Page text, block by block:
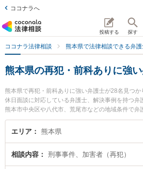
ココナラへ
投稿する 探す
ココナラ法律相談 熊本県で法律相談できる弁護
熊本県の再犯・前科ありに強
熊本県で再犯・前科ありに強い弁護士が28名見つ
休日面談に対応している弁護士、解決事例を持つ弁
熊本市中央区や八代市、荒尾市などの地域条件で弁
事件に関係する加害者側や少年事件、再犯・前科あ
込み検索もでき便利です。特に春田法律事務所 熊
れています。『熊本県で土日や夜間に発生した再犯
すぐに弁護士に相談したい』『再犯・前科ありのト
エリア 熊本県
相談内容 刑事事件、加害者（再犯）